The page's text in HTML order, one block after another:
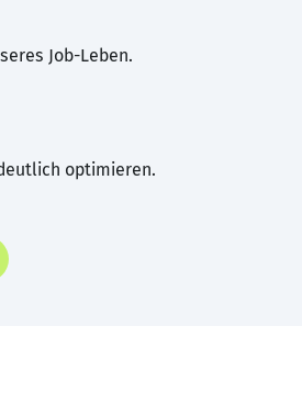
Job-Leben.
optimieren.